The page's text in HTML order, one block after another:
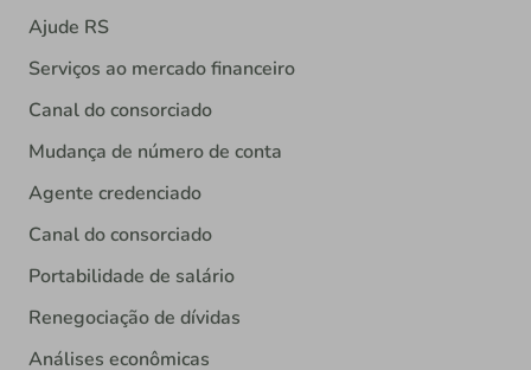
Ajude RS
Serviços ao mercado financeiro
Canal do consorciado
Mudança de número de conta
Agente credenciado
Canal do consorciado
Portabilidade de salário
Renegociação de dívidas
Análises econômicas